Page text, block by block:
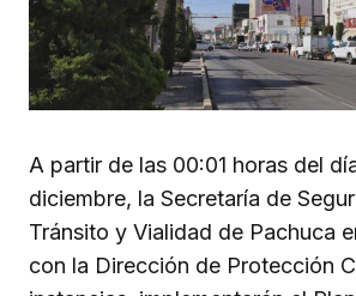
A partir de las 00:01 horas del
diciembre, la Secretaría de
Tránsito y Vialidad de Pachuca
con la Dirección de Protección